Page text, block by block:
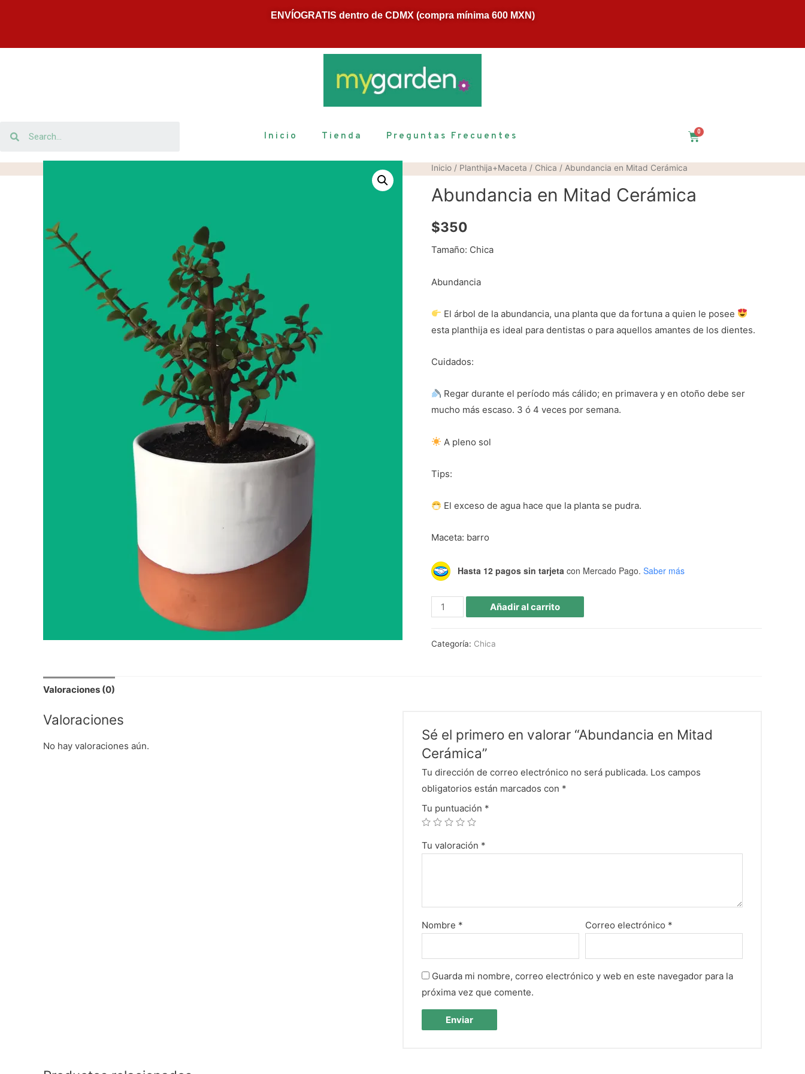
ENVÍOGRATIS dentro de CDMX (compra mínima 600 MXN)
Inicio Tienda Preguntas Frecuentes $
Inicio / Planthija+Maceta / Chica / Abundancia en Mitad Cerámica
Abundancia en Mitad Cerámica
$350
Tamaño: Chica
Abundancia
El árbol de la abundancia, una planta que da fortuna a quien le posee
esta planthija es ideal para dentistas o para aquellos amantes de los dientes.
Cuidados:
Regar durante el período más cálido; en primavera y en otoño debe ser
mucho más escaso. 3 ó 4 veces por semana.
A pleno sol
Tips:
El exceso de agua hace que la planta se pudra.
Maceta: barro
Hasta 12 pagos sin tarjeta con Mercado Pago. Saber más
Añadir al carrito
Categoría: Chica
Valoraciones (0)
Valoraciones
No hay valoraciones aún.
Sé el primero en valorar “Abundancia en Mitad
Cerámica”
Tu dirección de correo electrónico no será publicada. Los campos
obligatorios están marcados con *
Tu puntuación *
Tu valoración *
Nombre * Correo electrónico *
Guarda mi nombre, correo electrónico y web en este navegador para la
próxima vez que comente.